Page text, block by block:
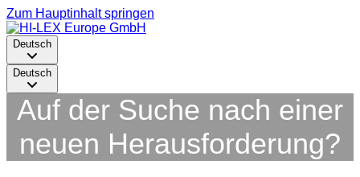
Zum Hauptinhalt springen
Deutsch
Deutsch
Auf der Suche nach einer
neuen Herausforderung?